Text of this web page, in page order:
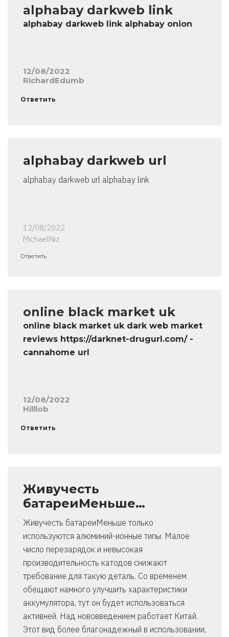
alphabay darkweb link
alphabay darkweb link alphabay onion
12/08/2022
RichardEdumb
Ответить
alphabay darkweb url
alphabay darkweb url alphabay link
12/08/2022
MichaelNiz
Ответить
online black market uk
online black market uk dark web market
reviews https://darknet-drugurl.com/ -
cannahome url
12/08/2022
Hilllob
Ответить
Живучесть
батареиМеньше…
Живучесть батареиМеньше только
используются алюминий-ионные типы. Малое
число перезарядок и невысокая
производительность катодов снижают
требование для такую деталь. Со временем
обещают намного улучшить характеристики
аккумулятора, тут он будет использоваться
активней. Над нововведением работает Китай.
Этот вид более благонадежный в использовании,